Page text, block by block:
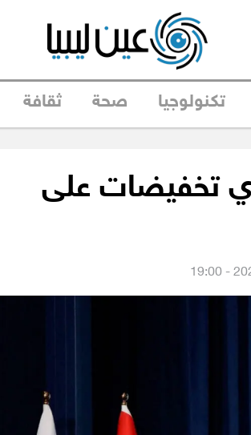
تكنولوجيا صحة ثقافة
تخفيضات على